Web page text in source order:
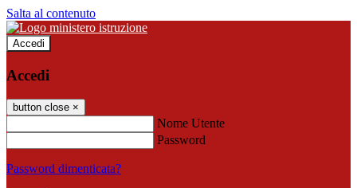
Salta al contenuto
Accedi
Accedi
button close ×
Nome Utente
Password
Password dimenticata?